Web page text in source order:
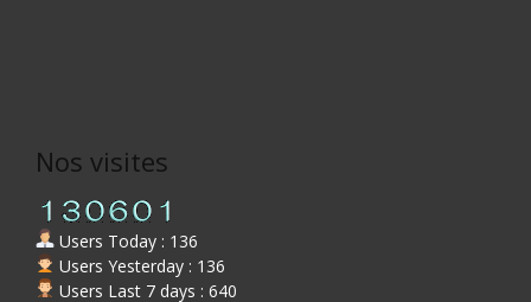
Nos visites
Users Today : 136
Users Yesterday : 136
Users Last 7 days : 640